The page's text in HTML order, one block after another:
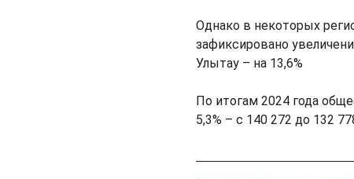
Однако в некоторых
зафиксировано
Улытау – на 13,6%
По итогам 2024 года
5,3% – с 140 272 до 132